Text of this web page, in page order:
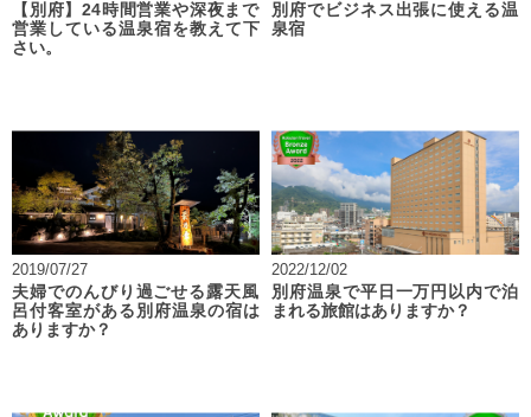
【別府】24時間営業や深夜まで
営業している温泉宿を教えて下
さい。
別府でビジネス出張に使える温
泉宿
2019/07/27
夫婦でのんびり過ごせる露天風
呂付客室がある別府温泉の宿は
ありますか？
2022/12/02
別府温泉で平日一万円以内で泊
まれる旅館はありますか？